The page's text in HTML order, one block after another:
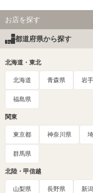
お店を探す
都道府県から探す
北海道・東北
北海道 青森県 岩
福島県
関東
東京都 神奈川県
群馬県
北陸・甲信越
山梨県 長野県 新